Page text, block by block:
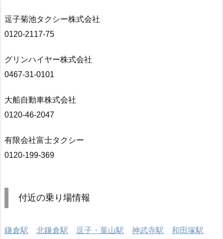
逗子菊池タクシー株式会社
0120-2117-75
グリンハイヤー株式会社
0467-31-0101
大船自動車株式会社
0120-46-2047
有限会社富士タクシー
0120-199-369
付近の乗り場情報
鎌倉駅 北鎌倉駅 逗子・葉山駅 神武寺駅 和田塚駅